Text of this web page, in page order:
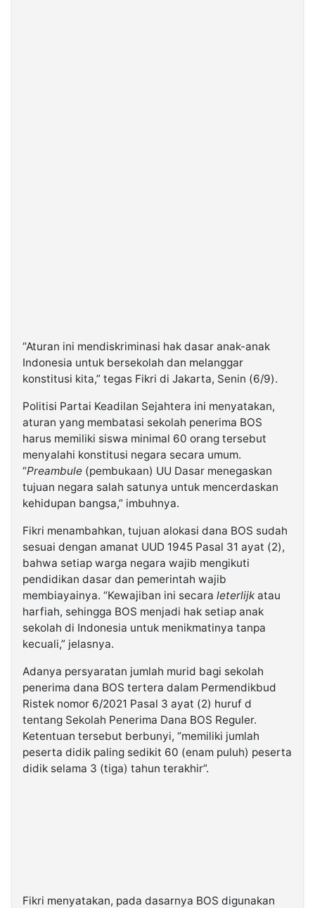
“Aturan ini mendiskriminasi hak dasar anak-anak
Indonesia untuk bersekolah dan melanggar
konstitusi kita,” tegas Fikri di Jakarta, Senin (6/9).
Politisi Partai Keadilan Sejahtera ini menyatakan,
aturan yang membatasi sekolah penerima BOS
harus memiliki siswa minimal 60 orang tersebut
menyalahi konstitusi negara secara umum.
“Preambule (pembukaan) UU Dasar menegaskan
tujuan negara salah satunya untuk mencerdaskan
kehidupan bangsa,” imbuhnya.
Fikri menambahkan, tujuan alokasi dana BOS sudah
sesuai dengan amanat UUD 1945 Pasal 31 ayat (2),
bahwa setiap warga negara wajib mengikuti
pendidikan dasar dan pemerintah wajib
membiayainya. “Kewajiban ini secara leterlijkatau
harfiah, sehingga BOS menjadi hak setiap anak
sekolah di Indonesia untuk menikmatinya tanpa
kecuali,” jelasnya.
Adanya persyaratan jumlah murid bagi sekolah
penerima dana BOS tertera dalam Permendikbud
Ristek nomor 6/2021 Pasal 3 ayat (2) huruf d
tentang Sekolah Penerima Dana BOS Reguler.
Ketentuan tersebut berbunyi, “memiliki jumlah
peserta didik paling sedikit 60 (enam puluh) peserta
didik selama 3 (tiga) tahun terakhir”.
Fikri menyatakan, pada dasarnya BOS digunakan